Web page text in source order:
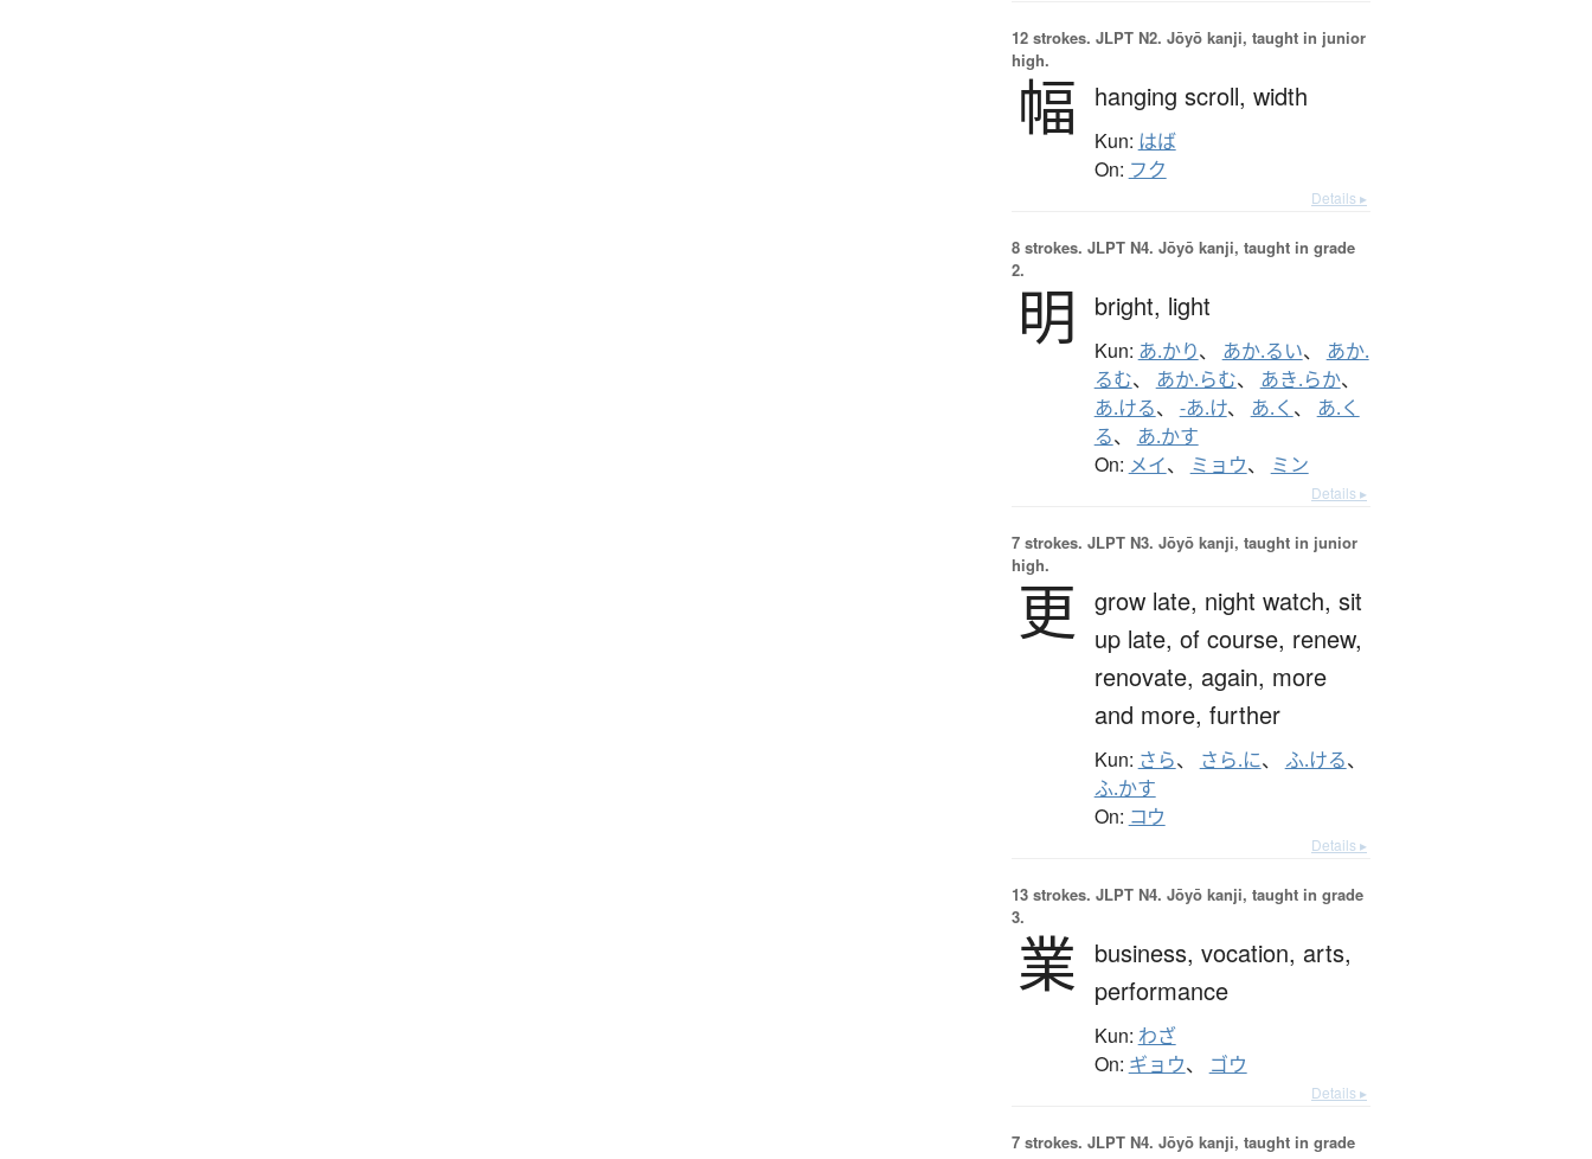
12 strokes. JLPT N2. Jōyō kanji, taught in junior
high.
幅 hanging scroll, width
Kun: はば
On: フク
Details ▸
8 strokes. JLPT N4. Jōyō kanji, taught in grade
2.
明 bright, light
Kun: あ.かり、 あか.るい、 あか.
るむ、 あか.らむ、 あき.らか、
あ.ける、 -あ.け、 あ.く 、 あ.く
る、 あ.かす
On: メイ、 ミョウ、 ミン
Details ▸
7 strokes. JLPT N3. Jōyō kanji, taught in junior
high.
更 grow late, night watch, sit
up late, of course, renew,
renovate, again, more
and more, further
Kun: さら、 さら.に、 ふ.ける、
ふ.かす
On: コウ
Details ▸
13 strokes. JLPT N4. Jōyō kanji, taught in grade
3.
業 business, vocation, arts,
performance
Kun: わざ
On: ギョウ、 ゴウ
Details ▸
7 strokes. JLPT N4. Jōyō kanji, taught in grade